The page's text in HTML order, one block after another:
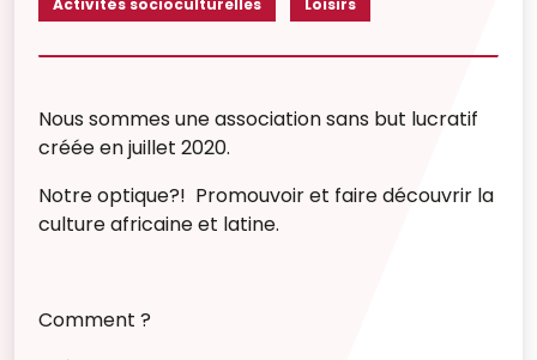
Activités socioculturelles Loisirs
Nous sommes une association sans but lucratif
créée en juillet 2020.
Notre optique?! Promouvoir et faire découvrir la
culture africaine et latine.
Comment ?